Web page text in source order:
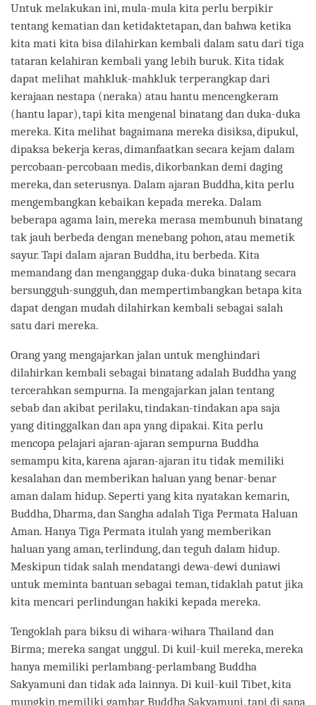
Untuk melakukan ini, mula-mula kita perlu berpikir
tentang kematian dan ketidaktetapan, dan bahwa ketika
kita mati kita bisa dilahirkan kembali dalam satu dari tiga
tataran kelahiran kembali yang lebih buruk. Kita tidak
dapat melihat mahkluk-mahkluk terperangkap dari
kerajaan nestapa (neraka) atau hantu mencengkeram
(hantu lapar), tapi kita mengenal binatang dan duka-duka
mereka. Kita melihat bagaimana mereka disiksa, dipukul,
dipaksa bekerja keras, dimanfaatkan secara kejam dalam
percobaan-percobaan medis, dikorbankan demi daging
mereka, dan seterusnya. Dalam ajaran Buddha, kita perlu
mengembangkan kebaikan kepada mereka. Dalam
beberapa agama lain, mereka merasa membunuh binatang
tak jauh berbeda dengan menebang pohon, atau memetik
sayur. Tapi dalam ajaran Buddha, itu berbeda. Kita
memandang dan menganggap duka-duka binatang secara
bersungguh-sungguh, dan mempertimbangkan betapa kita
dapat dengan mudah dilahirkan kembali sebagai salah
satu dari mereka.
Orang yang mengajarkan jalan untuk menghindari
dilahirkan kembali sebagai binatang adalah Buddha yang
tercerahkan sempurna. Ia mengajarkan jalan tentang
sebab dan akibat perilaku, tindakan-tindakan apa saja
yang ditinggalkan dan apa yang dipakai. Kita perlu
mencopa pelajari ajaran-ajaran sempurna Buddha
semampu kita, karena ajaran-ajaran itu tidak memiliki
kesalahan dan memberikan haluan yang benar-benar
aman dalam hidup. Seperti yang kita nyatakan kemarin,
Buddha, Dharma, dan Sangha adalah Tiga Permata Haluan
Aman. Hanya Tiga Permata itulah yang memberikan
haluan yang aman, terlindung, dan teguh dalam hidup.
Meskipun tidak salah mendatangi dewa-dewi duniawi
untuk meminta bantuan sebagai teman, tidaklah patut jika
kita mencari perlindungan hakiki kepada mereka.
Tengoklah para biksu di wihara-wihara Thailand dan
Birma; mereka sangat unggul. Di kuil-kuil mereka, mereka
hanya memiliki perlambang-perlambang Buddha
Sakyamuni dan tidak ada lainnya. Di kuil-kuil Tibet, kita
mungkin memiliki gambar Buddha Sakyamuni, tapi di sana